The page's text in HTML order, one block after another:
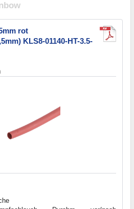
rot
KLS8-01140-HT-3.5-